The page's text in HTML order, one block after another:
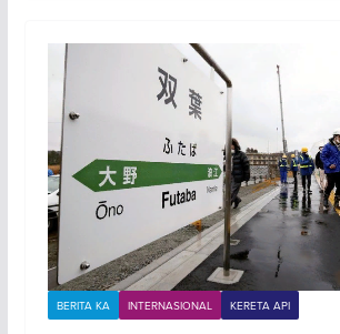
BERITA KA INTERNASIONAL KERETA API